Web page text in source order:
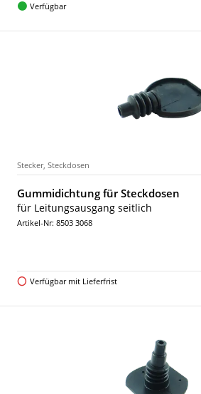
Verfügbar
Stecker, Steckdosen
Gummidichtung für Steckdosen
für Leitungsausgang seitlich
Artikel-Nr: 8503 3068
Verfügbar mit Lieferfrist